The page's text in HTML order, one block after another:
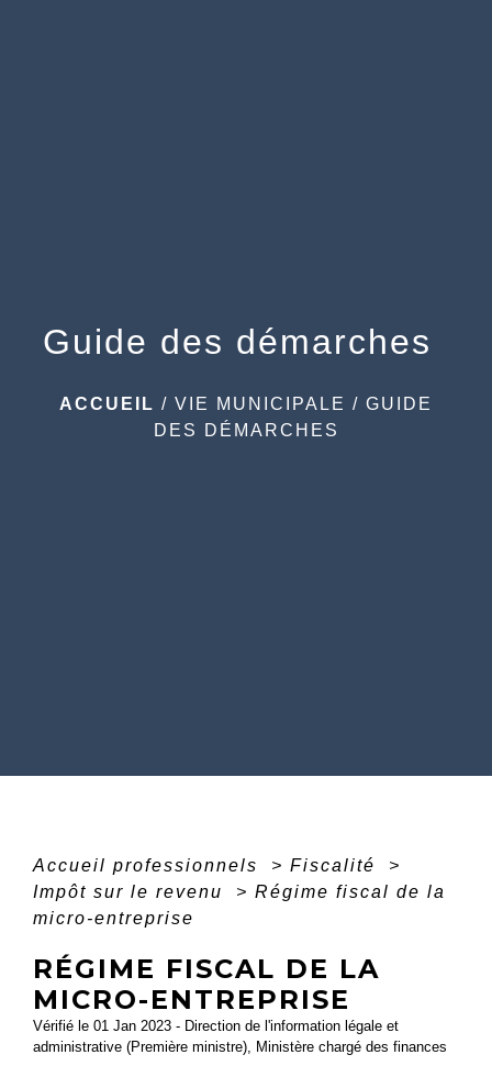
Guide des démarches
ACCUEIL / VIE MUNICIPALE / GUIDE
DES DÉMARCHES
Accueil professionnels > Fiscalité
>
Impôt sur le revenu
> Régime fiscal de la
micro-entreprise
RÉGIME FISCAL DE LA
MICRO-ENTREPRISE
Vérifié le 01 Jan 2023 - Direction de l'information légale et
administrative (Première ministre), Ministère chargé des finances